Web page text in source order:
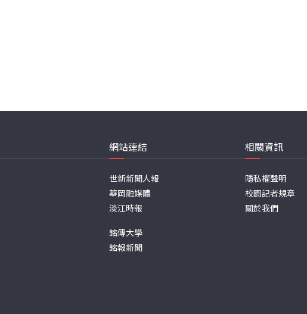
網站連結
世新新聞人報
華岡融媒體
淡江時報
銘傳大學
銘報新聞
相關資訊
隱私權聲明
校園記者規章
關於我們